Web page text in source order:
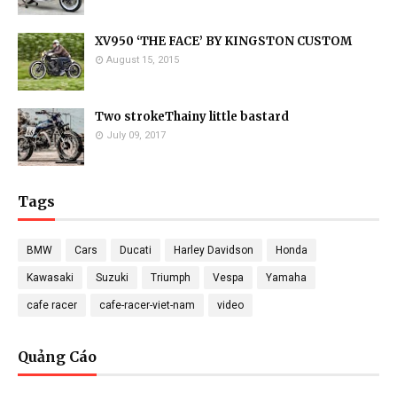
XV950 ‘THE FACE’ BY KINGSTON CUSTOM
August 15, 2015
Two strokeThainy little bastard
July 09, 2017
Tags
BMW Cars Ducati Harley Davidson Honda
Kawasaki Suzuki Triumph Vespa Yamaha
cafe racer cafe-racer-viet-nam video
Quảng Cáo